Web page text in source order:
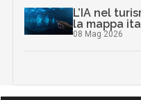
L’IA nel
la mappa
08 Mag 2026